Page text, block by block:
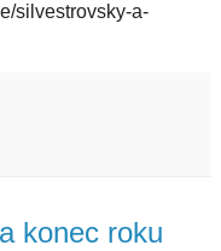
silvestrovsky-a-
konec roku